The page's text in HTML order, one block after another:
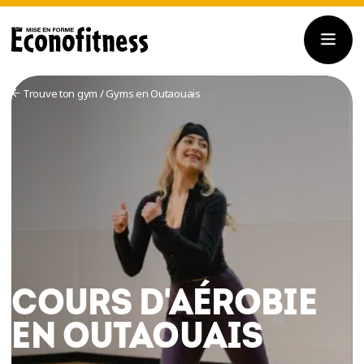
Trouve ton gym /Gyms en Outaouais
COURS D'AÉROBIE
EN OUTAOUAIS